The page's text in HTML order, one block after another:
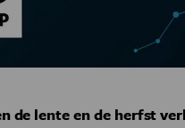
de lente en de herfst